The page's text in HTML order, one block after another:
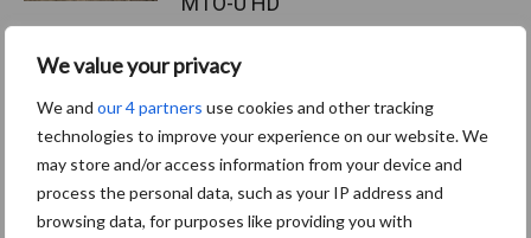
We value your privacy
We and our 4 partners use cookies and other tracking
technologies to improve your experience on our website. We
may store and/or access information from your device and
process the personal data, such as your IP address and
browsing data, for purposes like providing you with
Lemken introduceert
veelzijdige Onyx diepwoeler